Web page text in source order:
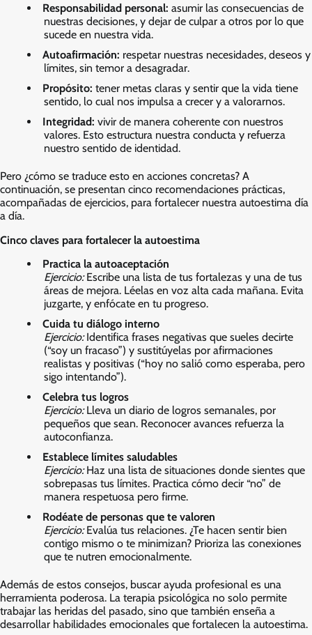
Responsabilidad personal: asumir las consecuencias de
nuestras decisiones, y dejar de culpar a otros por lo que
sucede en nuestra vida.
Autoafirmación: respetar nuestras necesidades, deseos y
límites, sin temor a desagradar.
Propósito: tener metas claras y sentir que la vida tiene
sentido, lo cual nos impulsa a crecer y a valorarnos.
Integridad: vivir de manera coherente con nuestros
valores. Esto estructura nuestra conducta y refuerza
nuestro sentido de identidad.
Pero ¿cómo se traduce esto en acciones concretas? A
continuación, se presentan cinco recomendaciones prácticas,
acompañadas de ejercicios, para fortalecer nuestra autoestima día
a día.
Cinco claves para fortalecer la autoestima
Practica la autoaceptación
Ejercicio:Escribe una lista de tus fortalezas y una de tus
áreas de mejora. Léelas en voz alta cada mañana. Evita
juzgarte, y enfócate en tu progreso.
Cuida tu diálogo interno
Ejercicio:Identifica frases negativas que sueles decirte
(“soy un fracaso”) y sustitúyelas por afirmaciones
realistas y positivas (“hoy no salió como esperaba, pero
sigo intentando”).
Celebra tus logros
Ejercicio:Lleva un diario de logros semanales, por
pequeños que sean. Reconocer avances refuerza la
autoconfianza.
Establece límites saludables
Ejercicio:Haz una lista de situaciones donde sientes que
sobrepasas tus límites. Practica cómo decir “no” de
manera respetuosa pero firme.
Rodéate de personas que te valoren
Ejercicio:Evalúa tus relaciones. ¿Te hacen sentir bien
contigo mismo o te minimizan? Prioriza las conexiones
que te nutren emocionalmente.
Además de estos consejos, buscar ayuda profesional es una
herramienta poderosa. La terapia psicológica no solo permite
trabajar las heridas del pasado, sino que también enseña a
desarrollar habilidades emocionales que fortalecen la autoestima.